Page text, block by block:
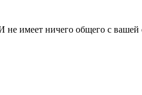
имеет ничего общего с вашей